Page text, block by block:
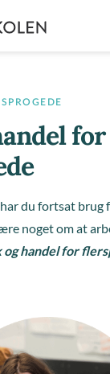
for
du fortsat
noget om at
og handel for